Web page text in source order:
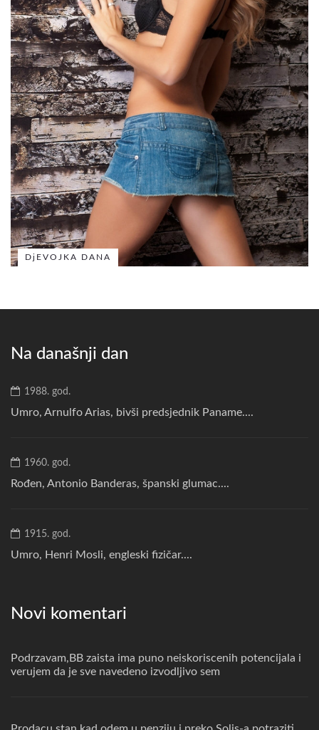
DjEVOJKA DANA
Na današnji dan
1988. god.
Umro, Arnulfo Arias, bivši predsjednik Paname....
1960. god.
Rođen, Antonio Banderas, španski glumac....
1915. god.
Umro, Henri Mosli, engleski fizičar....
Novi komentari
Podrzavam,BB zaista ima puno neiskoriscenih potencijala i
verujem da je sve navedeno izvodljivo sem